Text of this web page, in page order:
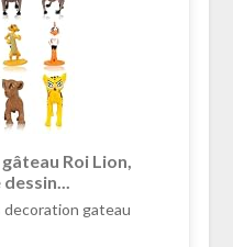
Roi Lion,
decoration gateau